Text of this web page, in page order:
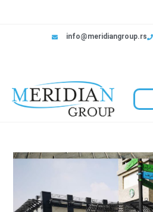
info@meridiangroup.rs